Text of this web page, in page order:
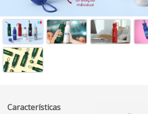
Características